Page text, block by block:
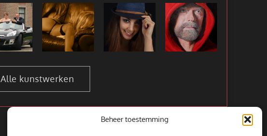
Beheer toestemming
Alle kunstwerken